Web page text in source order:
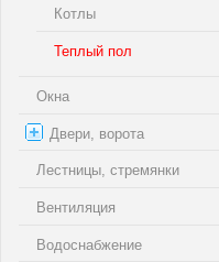
Котлы
Теплый пол
Окна
Двери, ворота
Лестницы, стремянки
Вентиляция
Водоснабжение